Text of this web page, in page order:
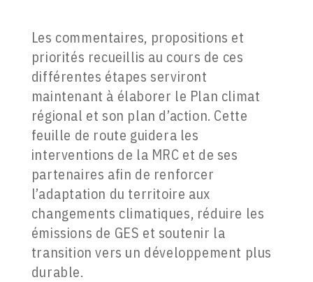
Les commentaires, propositions et
priorités recueillis au cours de ces
différentes étapes serviront
maintenant à élaborer le Plan climat
régional et son plan d’action. Cette
feuille de route guidera les
interventions de la MRC et de ses
partenaires afin de renforcer
l’adaptation du territoire aux
changements climatiques, réduire les
émissions de GES et soutenir la
transition vers un développement plus
durable.